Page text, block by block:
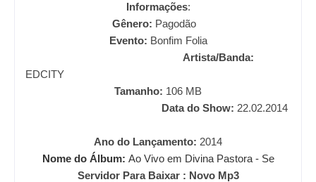
Informações:
Gênero: Pagodão
Evento: Bonfim Folia
Artista/Banda:
EDCITY
Tamanho: 106 MB
Data do Show: 22.02.2014
Ano do Lançamento: 2014
Nome do Álbum: Ao Vivo em Divina Pastora - Se
Servidor Para Baixar : Novo Mp3